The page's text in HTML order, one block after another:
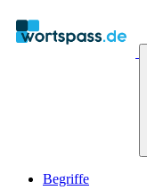
Begriffe